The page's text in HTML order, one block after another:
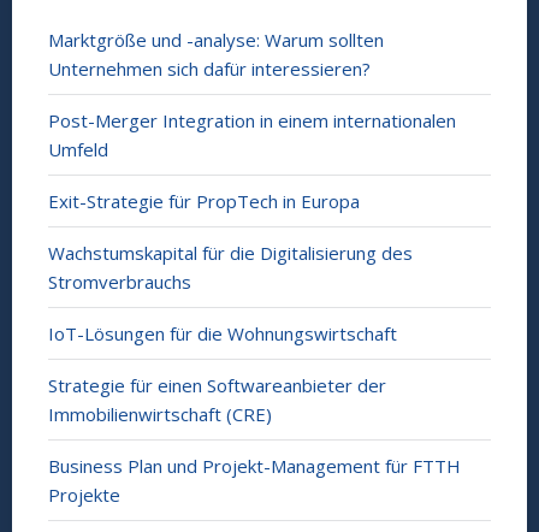
Marktgröße und -analyse: Warum sollten
Unternehmen sich dafür interessieren?
Post-Merger Integration in einem internationalen
Umfeld
Exit-Strategie für PropTech in Europa
Wachstumskapital für die Digitalisierung des
Stromverbrauchs
IoT-Lösungen für die Wohnungswirtschaft
Strategie für einen Softwareanbieter der
Immobilienwirtschaft (CRE)
Business Plan und Projekt-Management für FTTH
Projekte